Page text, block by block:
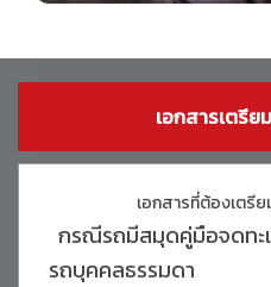
เอกสารเตรีย
เอกสารที่ต้องเตรี
กรณีรถมีสมุดคู่มือจดทะ
รถบุคคลธรรมดา